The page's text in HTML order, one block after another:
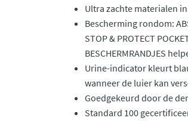
Ultra zachte materialen
Bescherming rondom:
STOP & PROTECT
BESCHERMRANDJES
Urine-indicator kleurt
wanneer de luier kan
Goedgekeurd door de
Standard 100